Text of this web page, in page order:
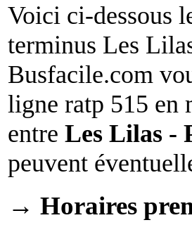
Voici ci-dessous
terminus Les
Busfacile.com
ligne ratp 515 en
entre Les Lilas -
peuvent
→ Horaires